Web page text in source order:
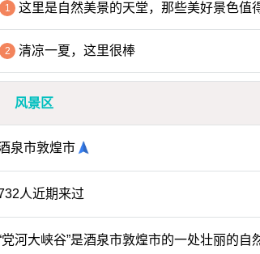
1 这里是自然美景的天堂，那些美好景色值
2 清凉一夏，这里很棒
风景区
泉市敦煌市
人近期来过
党河大峡谷”是酒泉市敦煌市的一处壮丽的自